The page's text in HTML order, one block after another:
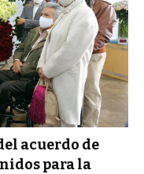
acuerdo de
para la